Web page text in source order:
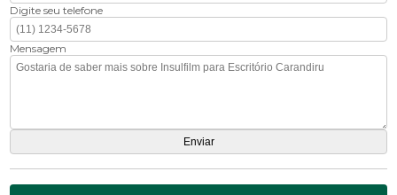
Digite seu telefone
Mensagem